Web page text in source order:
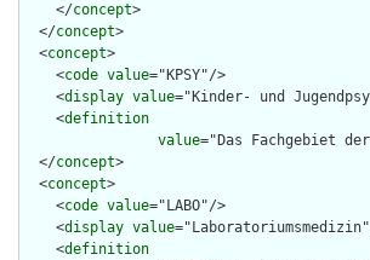
    </
concept>
  </
concept>
  <
concept>
    <
code value="KPSY"/>
    <
display value="Kinder- und
    <
definition
value="Das Fachgebiet
  </
concept>
  <
concept>
    <
code value="LABO"/>
    <
display value
    <
definition